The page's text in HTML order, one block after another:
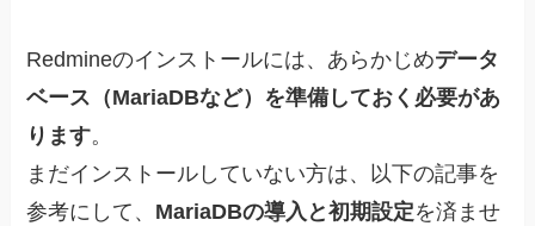
Redmineのインストールには、あらかじめデータ
ベース（MariaDBなど）を準備しておく必要があ
ります。
まだインストールしていない方は、以下の記事を
参考にして、 MariaDBの導入と初期設定を済ませ